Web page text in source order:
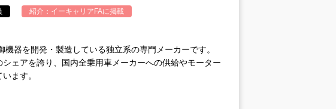
紹介： イーキャリアFAに掲載
器を開発・製造している独立系の専門メーカーです。
ェアを誇り、国内全乗用車メーカーへの供給やモーター
ます。